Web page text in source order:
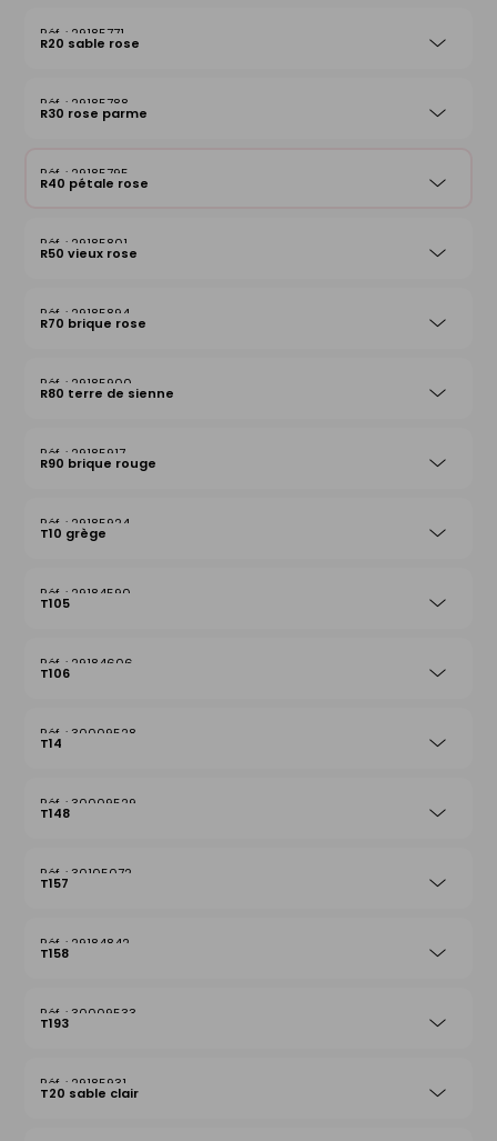
29185771
R20 sable rose
29185788
R30 rose parme
29185795
R40 pétale rose
29185801
R50 vieux rose
29185894
R70 brique rose
29185900
R80 terre de sienne
29185917
R90 brique rouge
29185924
T10 grège
29184590
T105
29184606
T106
30009528
T14
30009529
T148
30105072
T157
29184842
T158
30009533
T193
29185931
T20 sable clair